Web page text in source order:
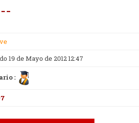
19 de Mayo de 2012 12:47
: